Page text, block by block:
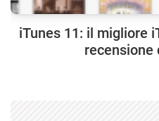
iTunes 11: il migliore
recensione